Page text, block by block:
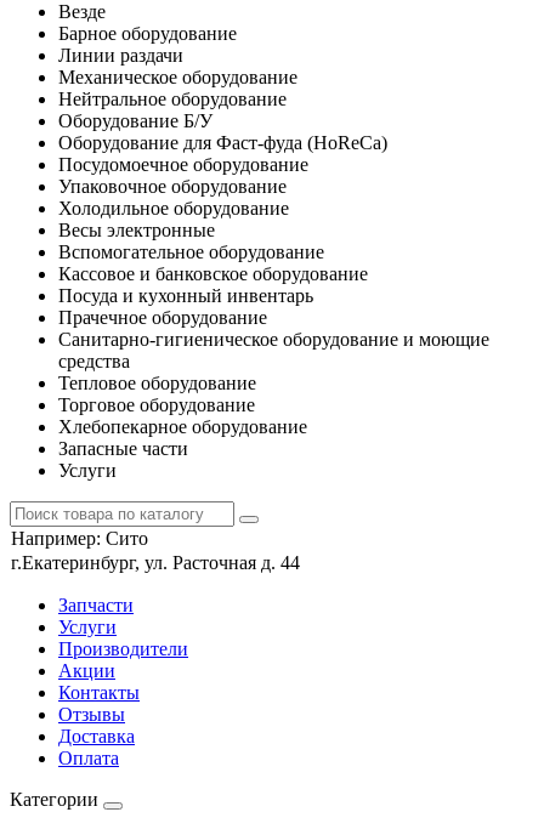
Везде
Барное оборудование
Линии раздачи
Механическое оборудование
Нейтральное оборудование
Оборудование Б/У
Оборудование для Фаст-фуда (HoReCa)
Посудомоечное оборудование
Упаковочное оборудование
Холодильное оборудование
Весы электронные
Вспомогательное оборудование
Кассовое и банковское оборудование
Посуда и кухонный инвентарь
Прачечное оборудование
Санитарно-гигиеническое оборудование и моющие
средства
Тепловое оборудование
Торговое оборудование
Хлебопекарное оборудование
Запасные части
Услуги
Например: Сито
г.Екатеринбург, ул. Расточная д. 44
Запчасти
Услуги
Производители
Акции
Контакты
Отзывы
Доставка
Оплата
Категории